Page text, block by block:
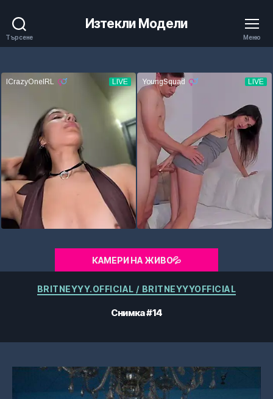
Търсене
Изтекли Модели
Меню
КАМЕРИ НА ЖИВО💦
Категории
BRITNEYYY.OFFICIAL / BRITNEYYYOFFICIAL
Снимка #14